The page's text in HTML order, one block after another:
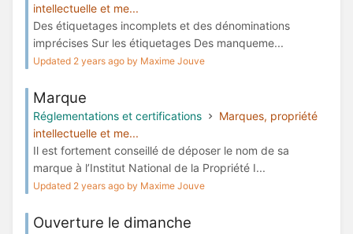
intellectuelle et me...
Des étiquetages incomplets et des dénominations
imprécises Sur les étiquetages Des manqueme...
Updated 2 years ago by Maxime Jouve
Marque
Réglementations et certifications
Marques, propriété
intellectuelle et me...
Il est fortement conseillé de déposer le nom de sa
marque à l’Institut National de la Propriété I...
Updated 2 years ago by Maxime Jouve
Ouverture le dimanche